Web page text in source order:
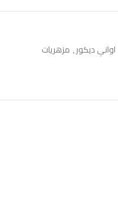
اواني ديكور, مزهريات